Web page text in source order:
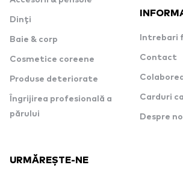
Dinți
Baie & corp
Cosmetice coreene
Produse deteriorate
Îngrijirea profesională a
părului
Intrebari
Contact
Carduri
Despre
URMĂREȘTE-NE